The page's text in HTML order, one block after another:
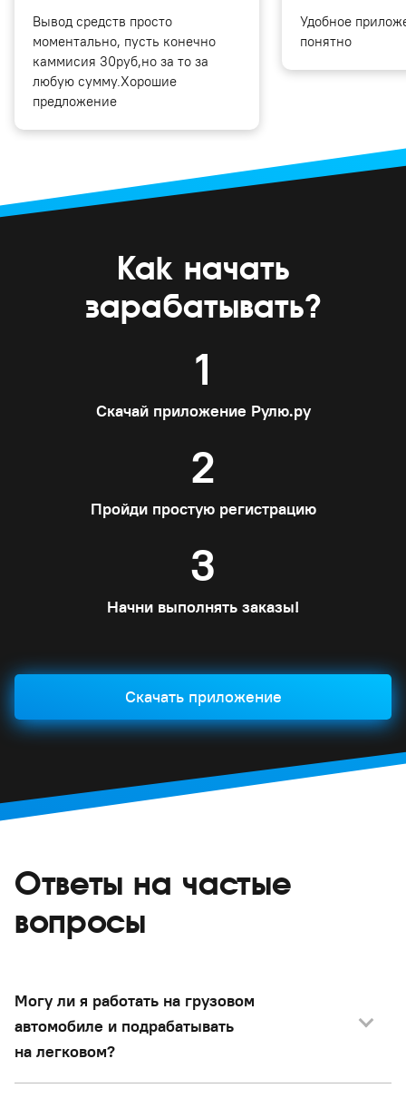
Вывод средств просто
моментально, пусть конечно
каммисия 30руб,но за то за
любую сумму.Хорошие
предложение
Удобное
понятно
Как начать
зарабатывать?
1
Скачай приложение Рулю.ру
2
Пройди простую регистрацию
3
Начни выполнять заказы!
Скачать приложение
Ответы на частые
вопросы
Могу ли я работать на грузовом
автомобиле и подрабатывать
на легковом?